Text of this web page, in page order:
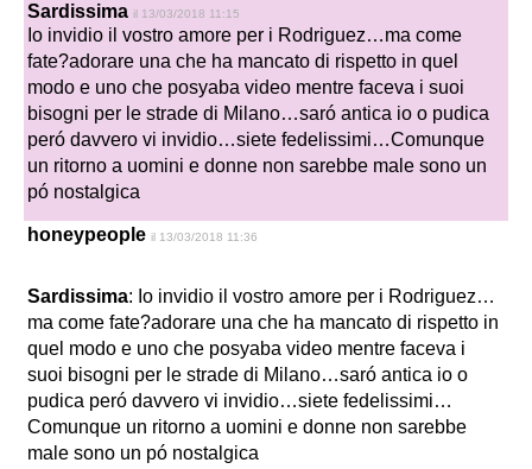
Sardissima il 13/03/2018 11:15
Io invidio il vostro amore per i Rodriguez…ma come
fate?adorare una che ha mancato di rispetto in quel
modo e uno che posyaba video mentre faceva i suoi
bisogni per le strade di Milano…saró antica io o pudica
peró davvero vi invidio…siete fedelissimi…Comunque
un ritorno a uomini e donne non sarebbe male sono un
pó nostalgica
honeypeople il 13/03/2018 11:36
Sardissima: Io invidio il vostro amore per i Rodriguez…
ma come fate?adorare una che ha mancato di rispetto in
quel modo e uno che posyaba video mentre faceva i
suoi bisogni per le strade di Milano…saró antica io o
pudica peró davvero vi invidio…siete fedelissimi…
Comunque un ritorno a uomini e donne non sarebbe
male sono un pó nostalgica